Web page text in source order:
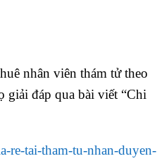
nhân viên thám tử theo
giải đáp qua bài viết “Chi
re-tai-tham-tu-nhan-duyen-